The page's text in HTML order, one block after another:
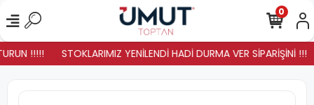
!!!!! STOKLARIMIZ YENİLENDİ HADİ DURMA VER SİPARİŞİNİ !!!
0